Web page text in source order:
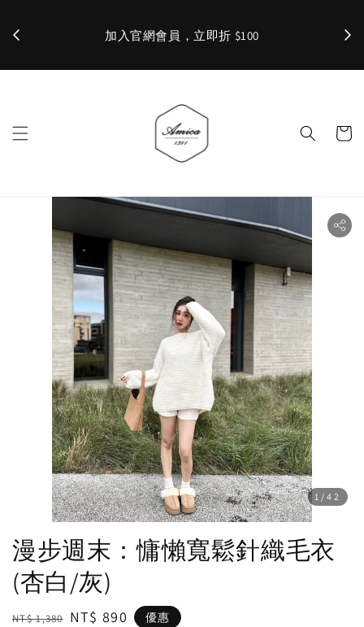
加入官網會員，立即折 $100 ✨
1 /42
漫步週末：慵懶寬鬆針織毛衣
(杏白/灰)
Regular
NT$ 1,380 Sale
NT$ 890 優惠